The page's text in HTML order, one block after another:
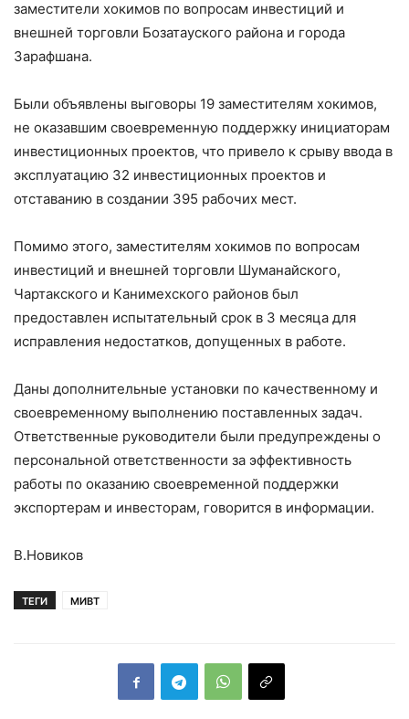
заместители хокимов по вопросам инвестиций и
внешней торговли Бозатауского района и города
Зарафшана.
Были объявлены выговоры 19 заместителям хокимов,
не оказавшим своевременную поддержку инициаторам
инвестиционных проектов, что привело к срыву ввода в
эксплуатацию 32 инвестиционных проектов и
отставанию в создании 395 рабочих мест.
Помимо этого, заместителям хокимов по вопросам
инвестиций и внешней торговли Шуманайского,
Чартакского и Канимехского районов был
предоставлен испытательный срок в 3 месяца для
исправления недостатков, допущенных в работе.
Даны дополнительные установки по качественному и
своевременному выполнению поставленных задач.
Ответственные руководители были предупреждены о
персональной ответственности за эффективность
работы по оказанию своевременной поддержки
экспортерам и инвесторам, говорится в информации.
В.Новиков
ТЕГИ МИВТ